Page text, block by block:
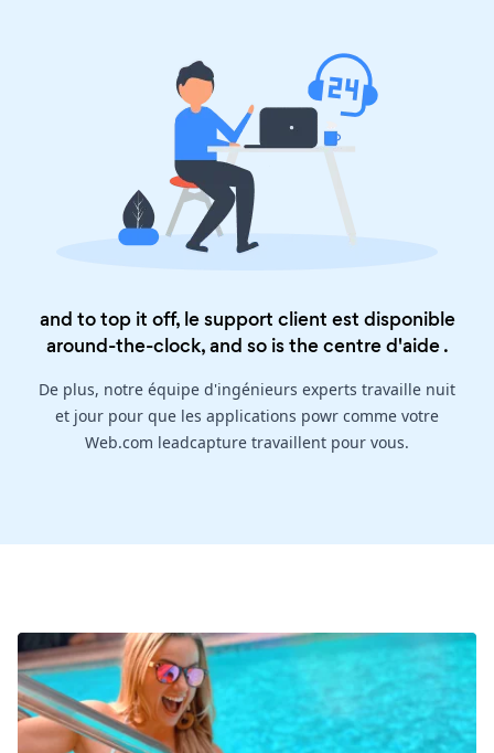
and to top it off, le support client est disponible
around-the-clock, and so is thecentre d'aide.
De plus, notre équipe d'ingénieurs experts travaille nuit
et jour pour que les applications powr comme votre
Web.com leadcapture travaillent pour vous.